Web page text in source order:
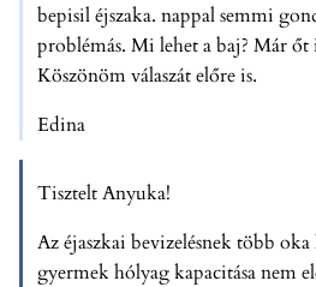
bepisil éjszaka. nappal semmi
problémás. Mi lehet a baj? Már őt
Köszönöm válaszát előre is.
Edina
Tisztelt Anyuka!
Az éjaszkai bevizelésnek több
gyermek hólyag kapacitása nem